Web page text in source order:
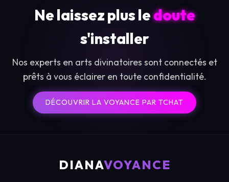
Ne laissez plus ledoute
s'installer
Nos experts en arts divinatoires sont connectés et
prêts à vous éclairer en toute confidentialité.
DÉCOUVRIR LA VOYANCE PAR TCHAT
DIANAVOYANCE